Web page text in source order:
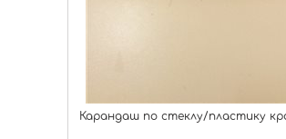
Карандаш по стеклу/пластику